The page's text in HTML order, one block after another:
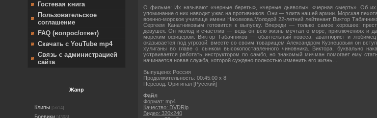
Гостевая книга
Пользовательское
соглашение
FAQ (вопрос/ответ)
Скачать с YouTube mp4
Связь с администрацией
сайта
Жанр
Клипы [5614]
Боевики [4398]
О фильме: Их называют «черные береты», «черные дьяволы», «черная смерть». Об их
упоминание о них наводит ужас на противников. Они — элита нашей армии. Морская
военно-морское училище имени Нахимова.Молодой 22-летний лейтенант Виктор
Сергеем Канатниковым готовится к выпуску. Впереди — только самое хорошее:
девушек. Он молод и счастлив — ведь он всю жизнь мечтал о море, приключениях и
морским офицером. Виктор Табачников — обаятельный повеса, авантюрист и
оказывается под угрозой: вместе со своим товарищем Александром Кузнецовым он
хулиганы во главе с сынком высокопоставленного чиновника. Виктора, буквально
устраивается работать инструктором по самбо, но знакомый мичман помогает ему
начинается новая служба, которой суждено полностью изменить его жизнь…
Выпущено: Россия
Продолжительность: 00:45:00 x 8
Перевод: Оригинал [Pусский]
Файл
Формат: mp4
Качество: DVDRip
Видео: 320х240